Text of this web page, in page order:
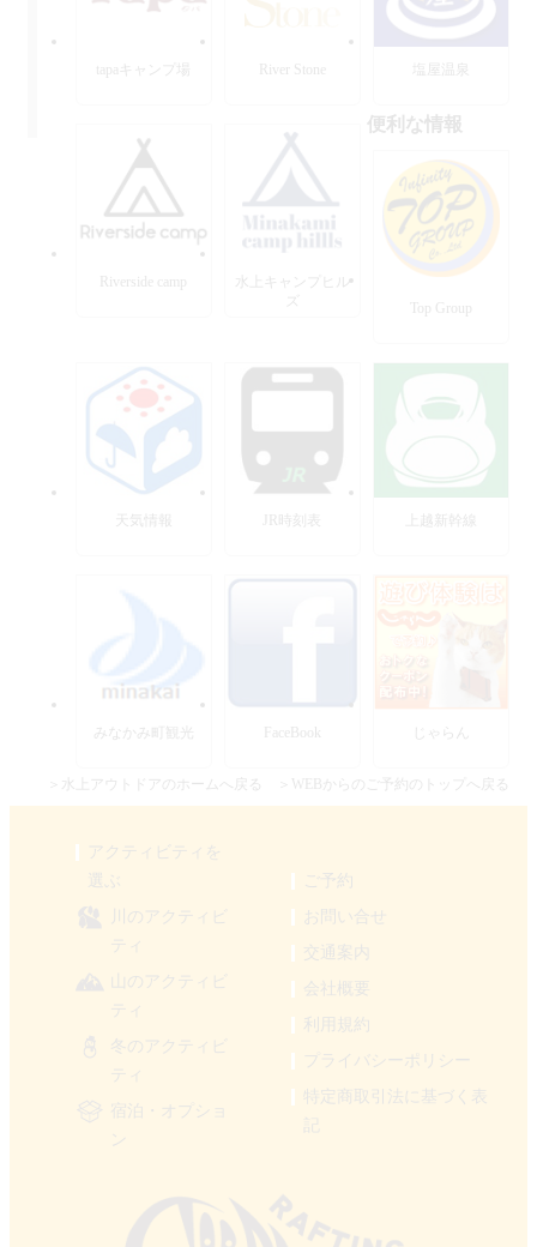
tapaキャンプ場 River Stone 塩屋温泉
Riverside camp
水上キャンプヒル
便利な情報
Top Group
天気情報 JR時刻表
みなかみ町観光 FaceBook じゃらん
＞水上アウトドアのホームへ戻る ＞WEBからのご予約のトップへ戻る
アクティビティを
川のアクティビ
ティ
山のアクティビ
ティ
冬のアクティビ
ティ
宿泊・オプショ
ン
ご予約
お問い合せ
交通案内
会社概要
利用規約
プライバシーポリシー
特定商取引法に基づく表
記